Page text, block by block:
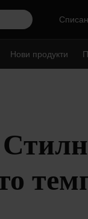
Нови продукти